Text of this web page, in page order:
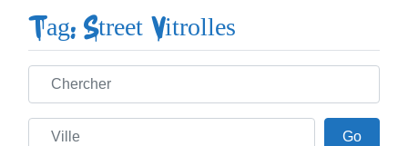
Tag: Street Vitrolles
Chercher
Ville GoGo